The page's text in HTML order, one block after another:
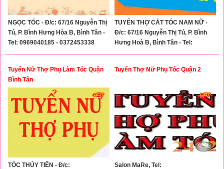
Mỹ Phẩm
Dịch Vụ Y Tế
NGỌC TÓC - Đ/c: 67/16 Nguyễn Thị
Tú, P. Bình Hưng Hòa B, Bình Tân -
Tel: 0969040185 - 0372453338
TUYỂN THỢ CẮT TÓC NAM NỮ -
Đ/c: 67/16 Nguyễn Thị Tú, P. Bình
Hưng Hoà B, Bình Tân - Tel:
0969040185 - 0372453338 C.
Tuyển Nữ Thợ Phụ Làm Tóc Quận
Bình Tân
TÓC THỦY TIÊN - Đ/c:
Tuyển Thợ Nữ Phụ Tóc Quận 2
Salon MaRe, Tel: